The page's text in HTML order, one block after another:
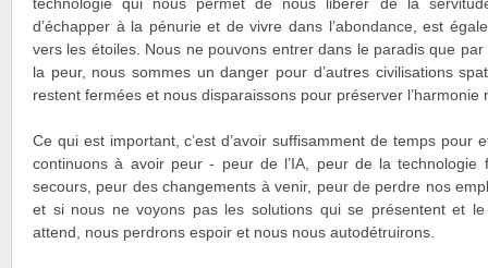
d’échapper à la pénurie et de vivre dans l’abondance, est
vers les étoiles. Nous ne pouvons entrer dans le paradis que par
la peur, nous sommes un danger pour d’autres civilisations
restent fermées et nous disparaissons pour préserver l’harmonie
Ce qui est important, c’est d’avoir suffisamment de temps pour
continuons à avoir peur - peur de l’IA, peur de la technologie
secours, peur des changements à venir, peur de perdre nos
et si nous ne voyons pas les solutions qui se présentent et
attend, nous perdrons espoir et nous nous autodétruirons.